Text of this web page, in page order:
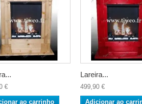
€
ao carrinho
Lareira...
499,90 €
Adicionar ao